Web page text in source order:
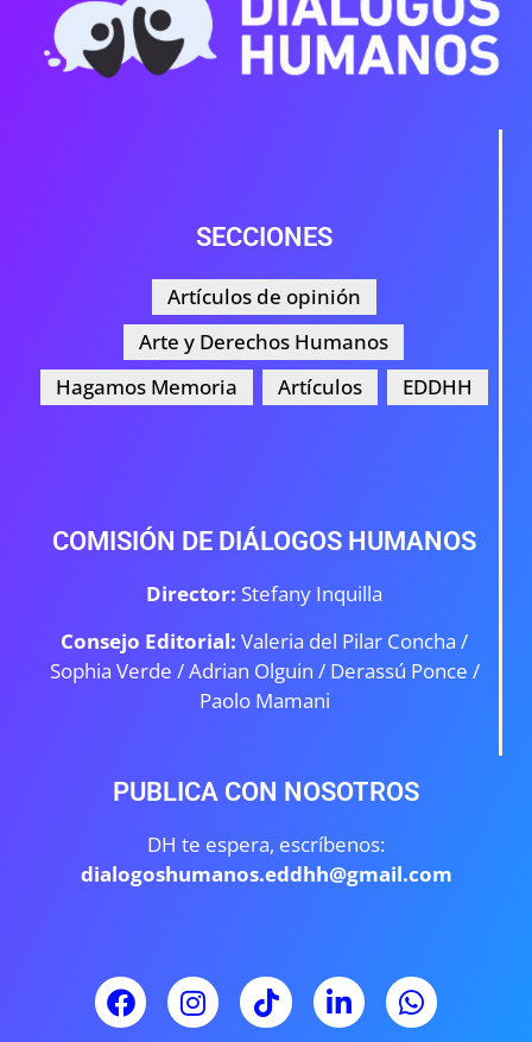
SECCIONES
Artículos de opinión
Arte y Derechos Humanos
Hagamos Memoria
Artículos EDDHH
COMISIÓN DE DIÁLOGOS HUMANOS
Director: Stefany Inquilla
Consejo Editorial: Valeria del Pilar Concha /
Sophia Verde /Adrian Olguin / Derassú Ponce /
Paolo Mamani
PUBLICA CON NOSOTROS
DH te espera, escríbenos:
dialogoshumanos.eddhh@gmail.com